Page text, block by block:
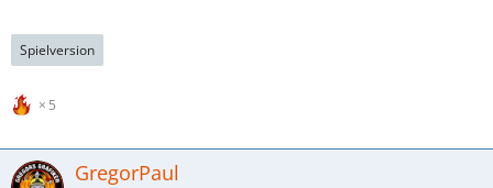
Spielversion
5
GregorPaul